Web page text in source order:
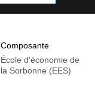
Composante
École d'économie de
la Sorbonne (EES)